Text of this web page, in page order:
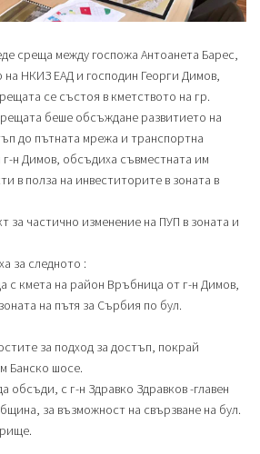
среща между госпожа Антоанета Барес,
НКИЗ ЕАД и господин Георги Димов,
се състоя в кметството на гр.
беше обсъждане развитието на
до пътната мрежа и транспортна
н Димов, обсъдиха съвместната им
в полза на инвеститорите в зоната в
за частично изменение на ПУП в зоната и
за следното :
с кмета на район Връбница от г-н Димов,
на пътя за Сърбия по бул.
за подход за достъп, покрай
Банско шосе.
обсъди, с г-н Здравко Здравков -главен
за възможност на свързване на бул.